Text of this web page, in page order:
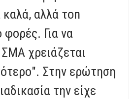
αλλά τοn
Για να
χρειάζεται
Στην ερώτηση
την είχε